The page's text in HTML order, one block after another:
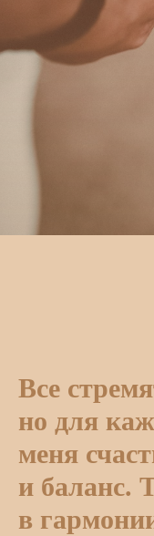
Все
но для
меня
и баланс.
в